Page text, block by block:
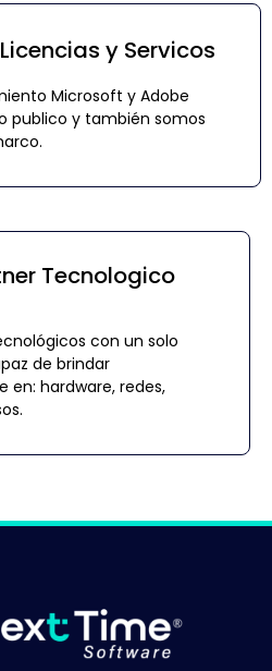
y Servicos
Microsoft y Adobe
publico y también somos
Tecnologico
con un solo
de brindar
en: hardware, redes,